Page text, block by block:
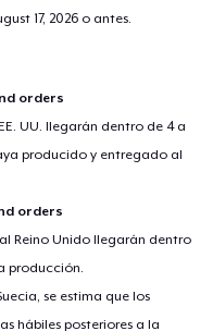
17, 2026 o antes.
orders
UU. llegarán dentro de 4 a
producido y entregado al
orders
Reino Unido llegarán dentro
producción.
se estima que los
hábiles posteriores a la